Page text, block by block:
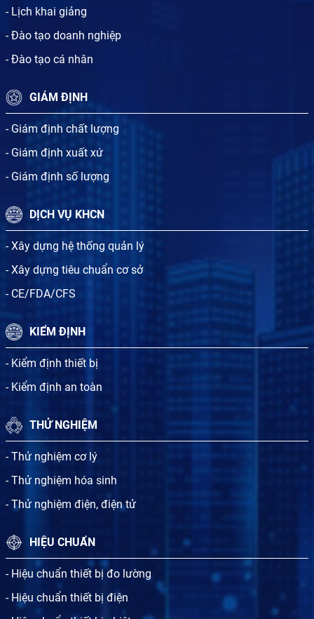
- Lịch khai giảng
- Đào tạo doanh nghiệp
- Đào tạo cá nhân
GIÁM ĐỊNH
- Giám định chất lượng
- Giám định xuất xứ
- Giám định số lượng
DỊCH VỤ KHCN
- Xây dựng hệ thống quản lý
- Xây dựng tiêu chuẩn cơ sở
- CE/FDA/CFS
KIỂM ĐỊNH
- Kiểm định thiết bị
- Kiểm định an toàn
THỬ NGHIỆM
- Thử nghiệm cơ lý
- Thử nghiệm hóa sinh
- Thử nghiệm điện, điện tử
HIỆU CHUẨN
- Hiệu chuẩn thiết bị đo lường
- Hiệu chuẩn thiết bị điện